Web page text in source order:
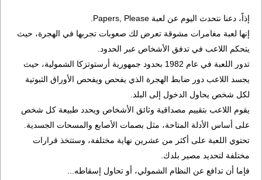
إذاً، دعنا نتحدث اليوم عن لعبة Papers, Please.
إنها لعبة مغامرات مشوقة تعرض لك صعوبات تجربها في الهجرة، حيث
يتحكم اللاعب في تدفق الأشخاص عبر الحدود.
تدور اللعبة في عام 1982 بحدود جمهورية أرستوتزكا الشمولية، حيث
يجسد اللاعب دور ضابط الهجرة الذي يفحص ويفحص الأوراق الثبوتية
لكل شخص يحاول الدخول إلى البلد.
يقوم اللاعب بتقييم مصداقية وثائق الأشخاص ويحدد طبيعة كل شخص
على أساس الأدلة المتاحة، مثل بصمات الأصابع والمسحات الجسدية.
تحتوي اللعبة على أكثر من عشرين نهاية مختلفة، وستتخذ قرارات
مختلفة لتحديد مصير بلدك.
فإما أن تدافع عن النظام الشمولي، أو تحاول إسقاطه...